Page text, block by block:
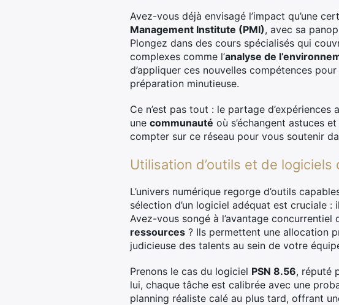
Avez-vous déjà envisagé l’impact qu’une
Management Institute (PMI), avec sa
Plongez dans des cours spécialisés qui
complexes comme l’analyse de
d’appliquer ces nouvelles compétences
préparation minutieuse.
Ce n’est pas tout : le partage
une communauté où s’échangent astuces
compter sur ce réseau pour vous soutenir
Utilisation d’outils et de logiciels
L’univers numérique regorge d’outils
sélection d’un logiciel adéquat est cruciale
Avez-vous songé à l’avantage
ressources ? Ils permettent une allocation
judicieuse des talents au sein de votre
Prenons le cas du logiciel PSN 8.56, réputé
lui, chaque tâche est calibrée avec une
planning réaliste calé au plus tard, offrant